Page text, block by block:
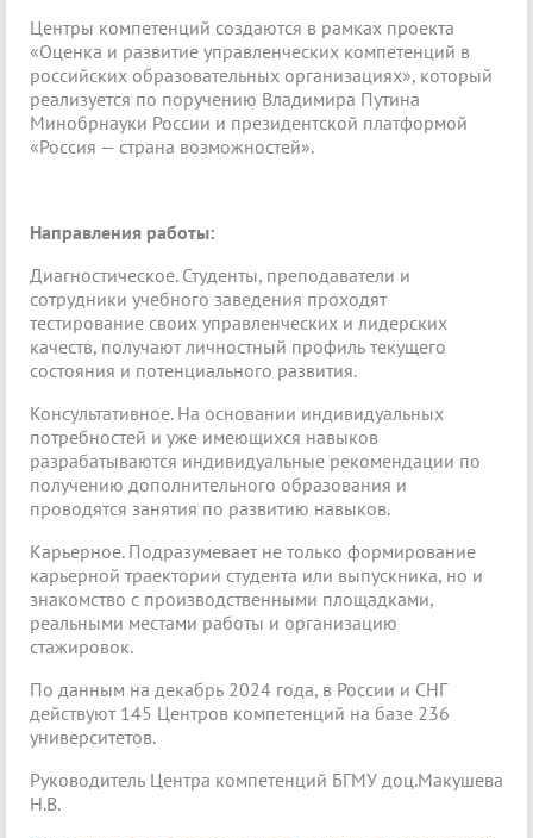
Центры компетенций создаются в рамках проекта
«Оценка и развитие управленческих компетенций в
российских образовательных организациях», который
реализуется по поручению Владимира Путина
Минобрнауки России и президентской платформой
«Россия — страна возможностей».
Направления работы:
Диагностическое. Студенты, преподаватели и
сотрудники учебного заведения проходят
тестирование своих управленческих и лидерских
качеств, получают личностный профиль текущего
состояния и потенциального развития.
Консультативное. На основании индивидуальных
потребностей и уже имеющихся навыков
разрабатываются индивидуальные рекомендации по
получению дополнительного образования и
проводятся занятия по развитию навыков.
Карьерное. Подразумевает не только формирование
карьерной траектории студента или выпускника, но и
знакомство с производственными площадками,
реальными местами работы и организацию
стажировок.
По данным на декабрь 2024 года, в России и СНГ
действуют 145 Центров компетенций на базе 236
университетов.
Руководитель Центра компетенций БГМУ доц.Макушева
Н.В.